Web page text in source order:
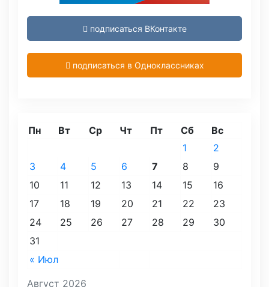
подписаться ВКонтакте
подписаться в Одноклассниках
Август 2026
Пн Вт Ср Чт Пт Сб Вс
« Июл
1
2
3
4 5 6 7 8
9
10
11 12 13 14 15
16
17
18 19 20 21 22
23
24
25 26 27 28 29
30
31